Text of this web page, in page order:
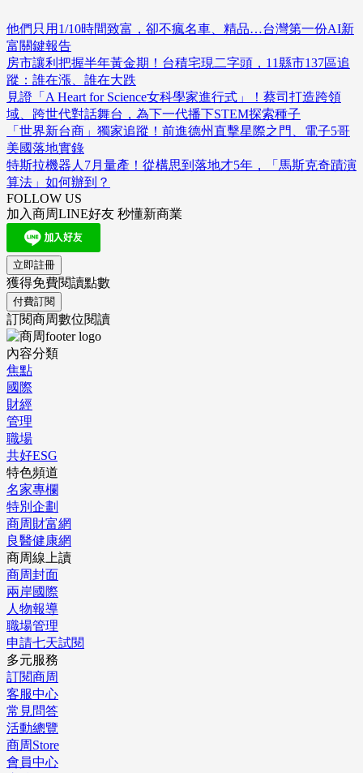
他們只用1/10時間致富，卻不瘋名車、精品…台灣第一份AI新
富關鍵報告
房市讓利把握半年黃金期！台積宅現二字頭，11縣市137區追
蹤：誰在漲、誰在大跌
見證「A Heart for Science女科學家進行式」！蔡司打造跨領
域、跨世代對話舞台，為下一代播下STEM探索種子
「世界新台商」獨家追蹤！前進德州直擊星際之門、電子5哥
美國落地實錄
特斯拉機器人7月量產！從構思到落地才5年，「馬斯克奇蹟演
算法」如何辦到？
FOLLOW US
加入商周LINE好友 秒懂新商業
立即註冊
獲得免費閱讀點數
付費訂閱
訂閱商周數位閱讀
內容分類
焦點
國際
財經
管理
職場
共好ESG
特色頻道
名家專欄
特別企劃
商周財富網
良醫健康網
商周線上讀
商周封面
兩岸國際
人物報導
職場管理
申請七天試閱
多元服務
訂閱商周
客服中心
常見問答
活動總覽
商周Store
會員中心